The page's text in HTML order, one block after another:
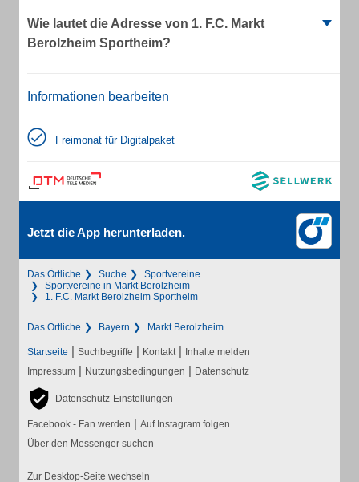
Wie lautet die Adresse von 1. F.C. Markt
Berolzheim Sportheim?
Informationen bearbeiten
Freimonat für Digitalpaket
Jetzt die App herunterladen.
Das Örtliche Suche
Sportvereine
Sportvereine in Markt Berolzheim
1. F.C. Markt Berolzheim Sportheim
Das Örtliche Bayern Markt Berolzheim
Startseite | Suchbegriffe | Kontakt | Inhalte melden
Impressum | Nutzungsbedingungen | Datenschutz
Datenschutz-Einstellungen
Facebook - Fan werden | Auf Instagram folgen
Über den Messenger suchen
Zur Desktop-Seite wechseln